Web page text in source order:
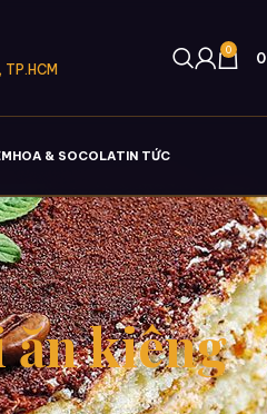
0 0
HOA & SOCOLATIN TỨC
ăn kiêng